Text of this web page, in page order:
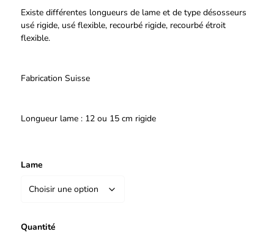
Existe différentes longueurs de lame et de type désosseurs
usé rigide, usé flexible, recourbé rigide, recourbé étroit
flexible.
Fabrication Suisse
Longueur lame : 12 ou 15 cm rigide
Lame
Quantité